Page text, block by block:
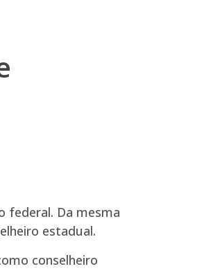
federal. Da mesma
estadual.
conselheiro